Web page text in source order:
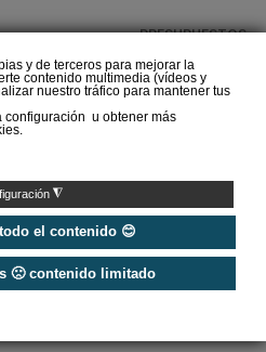
y de terceros para mejorar la
contenido multimedia (vídeos y
nuestro tráfico para mantener tus
configuración u obtener más
◮
el contenido 😊
🙁 contenido limitado
PRESUPUESTOS
del estreno de
Cevisam…